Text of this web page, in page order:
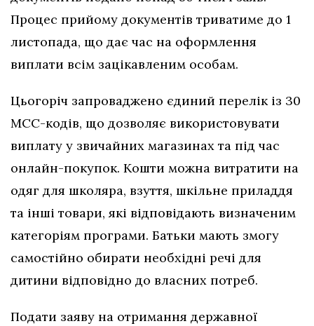
Процес прийому документів триватиме до 1
листопада, що дає час на оформлення
виплати всім зацікавленим особам.
Цьогоріч запроваджено єдиний перелік із 30
МСС-кодів, що дозволяє використовувати
виплату у звичайних магазинах та під час
онлайн-покупок. Кошти можна витратити на
одяг для школяра, взуття, шкільне приладдя
та інші товари, які відповідають визначеним
категоріям програми. Батьки мають змогу
самостійно обирати необхідні речі для
дитини відповідно до власних потреб.
Подати заяву на отримання державної